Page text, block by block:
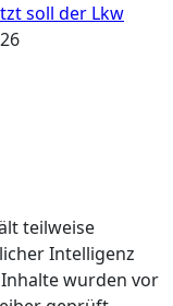
soll der Lkw
teilweise
Intelligenz
wurden vor